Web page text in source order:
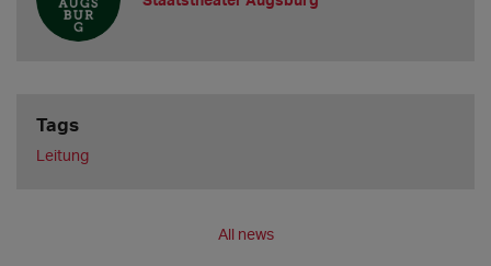
Tags
Leitung
All news